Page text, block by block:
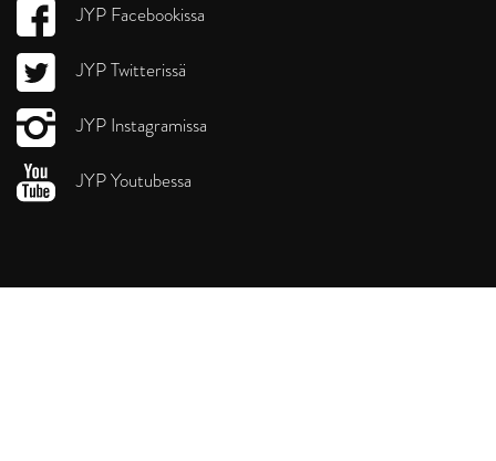
JYP Facebookissa
JYP Twitterissä
JYP Instagramissa
JYP Youtubessa